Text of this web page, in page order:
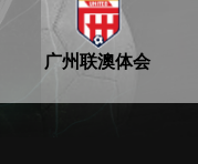
广州联澳体会